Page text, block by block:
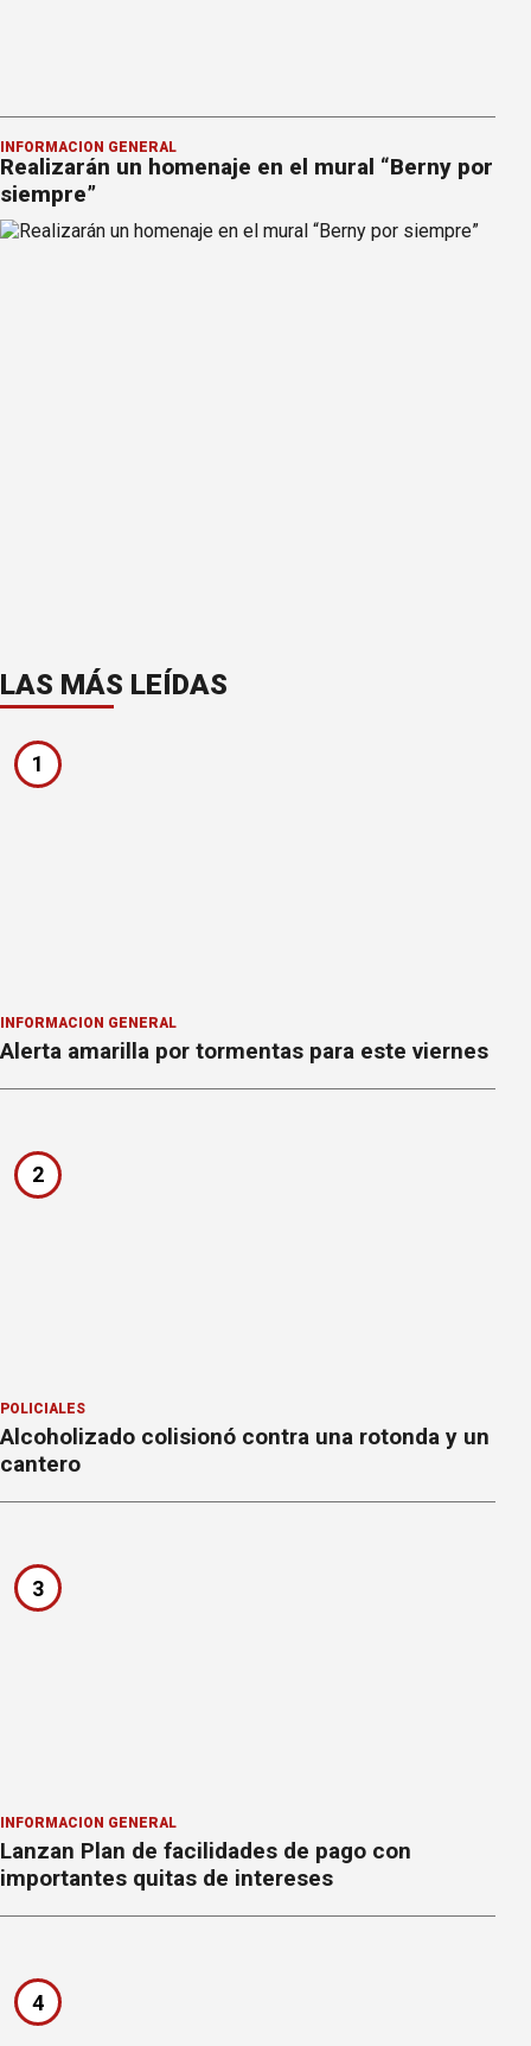
INFORMACION GENERAL
Realizarán un homenaje en el mural “Berny por
siempre”
LAS MÁS LEÍDAS
1
INFORMACION GENERAL
Alerta amarilla por tormentas para este viernes
2
POLICIALES
Alcoholizado colisionó contra una rotonda y un
cantero
3
INFORMACION GENERAL
Lanzan Plan de facilidades de pago con
importantes quitas de intereses
4